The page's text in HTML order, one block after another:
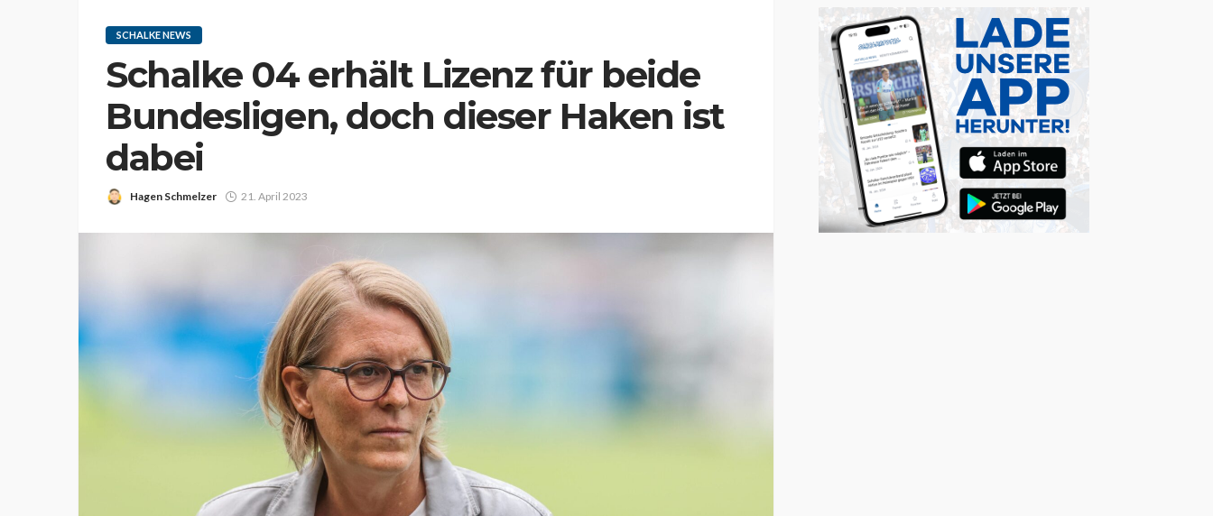
SCHALKE NEWS
Schalke 04 erhält Lizenz für beide
Bundesligen, doch dieser Haken ist
dabei
Hagen Schmelzer 21. April 2023